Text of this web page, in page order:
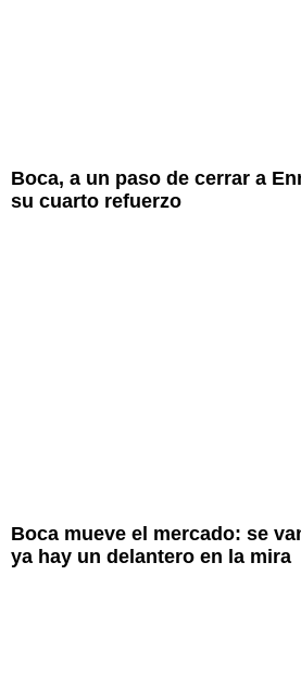
Boca, a un paso de cerrar a
su cuarto refuerzo
Boca mueve el mercado: se
ya hay un delantero en la mira